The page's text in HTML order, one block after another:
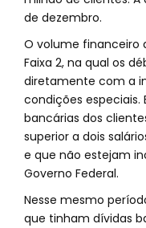
de dezembro.
O volume financeiro
Faixa 2, na qual os
diretamente com a
condições especiais.
bancárias dos
superior a dois
e que não estejam
Governo Federal.
Nesse mesmo
que tinham dívidas